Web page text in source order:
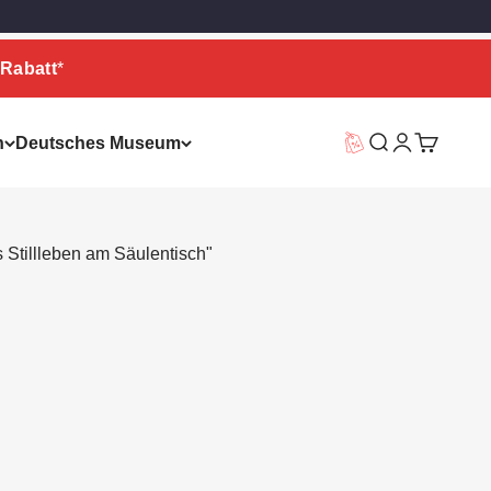
*
Deutsches Museum Vorteilswelt
Suche
Stillleben am Säulentisch"